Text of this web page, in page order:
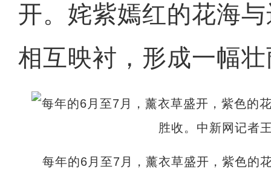
开。姹紫嫣红的花海
相互映衬，形成一幅
每年的6月至7月，薰衣草盛开，紫色的